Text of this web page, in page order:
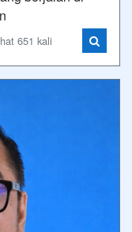
651 kali